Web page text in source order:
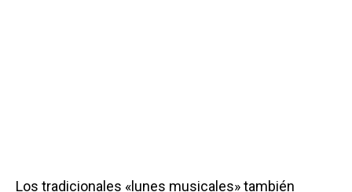
Los tradicionales «lunes musicales» también